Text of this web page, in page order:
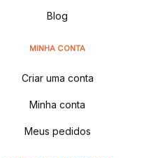
Blog
MINHA CONTA
Criar uma conta
Minha conta
Meus pedidos